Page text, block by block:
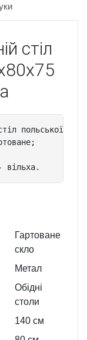
стіл
стіл польської
вільха.
Гартоване
скло
Метал
Обідні
столи
140 см